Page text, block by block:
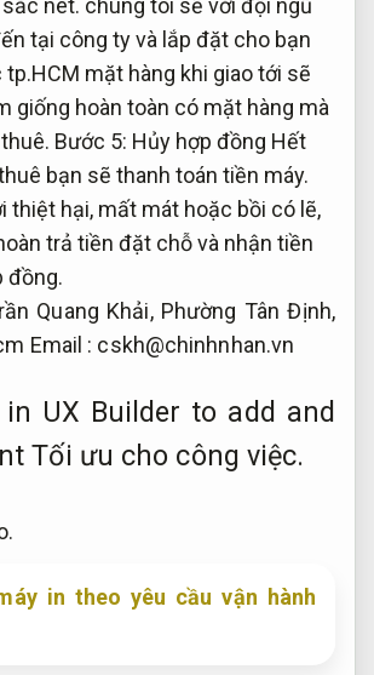
nét. chúng tôi sẽ với đội ngũ
tại công ty và lắp đặt cho bạn
mặt hàng khi giao tới sẽ
giống hoàn toàn có mặt hàng mà
Bước 5: Hủy hợp đồng Hết
bạn sẽ thanh toán tiền máy.
thiệt hại, mất mát hoặc bồi có lẽ,
trả tiền đặt chỗ và nhận tiền
đồng.
Quang Khải, Phường Tân Định,
Email : cskh@chinhnhan.vn
UX Builder to add and
Tối ưu cho công việc.
in theo yêu cầu vận hành